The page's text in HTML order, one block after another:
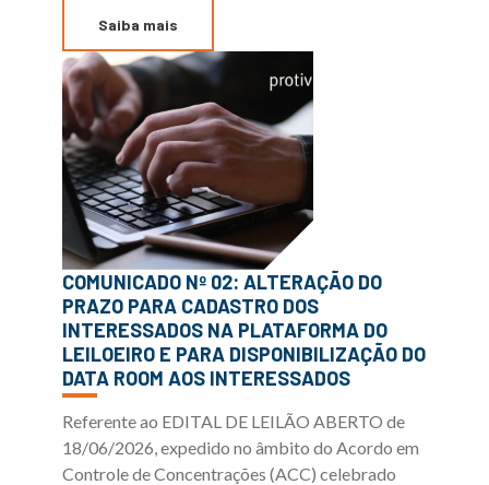
Saiba mais
COMUNICADO Nº 02: ALTERAÇÃO DO
PRAZO PARA CADASTRO DOS
INTERESSADOS NA PLATAFORMA DO
LEILOEIRO E PARA DISPONIBILIZAÇÃO DO
DATA ROOM AOS INTERESSADOS
Referente ao EDITAL DE LEILÃO ABERTO de
18/06/2026, expedido no âmbito do Acordo em
Controle de Concentrações (ACC) celebrado